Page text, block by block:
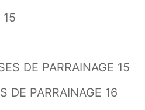
15
DE PARRAINAGE 15
DE PARRAINAGE 16